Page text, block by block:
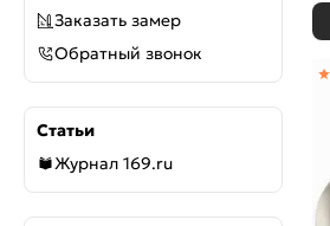
Заказать замер
Обратный звонок
Статьи
Журнал 169.ru